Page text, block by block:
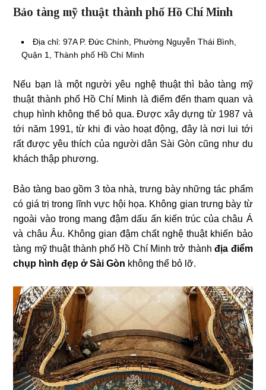
Bảo tàng mỹ thuật thành phố Hồ Chí Minh
Địa chỉ: 97A P. Đức Chính, Phường Nguyễn Thái Bình,
Quận 1, Thành phố Hồ Chí Minh
Nếu bạn là một người yêu nghệ thuật thì bảo tàng mỹ
thuật thành phố Hồ Chí Minh là điểm đến tham quan và
chụp hình không thể bỏ qua. Được xây dựng từ 1987 và
tới năm 1991, từ khi đi vào hoạt động, đây là nơi lui tới
rất được yêu thích của người dân Sài Gòn cũng như du
khách thập phương.
Bảo tàng bao gồm 3 tòa nhà, trưng bày những tác phẩm
có giá trị trong lĩnh vực hội họa. Không gian trưng bày từ
ngoài vào trong mang đậm dấu ấn kiến trúc của châu Á
và châu Âu. Không gian đậm chất nghệ thuật khiến bảo
tàng mỹ thuật thành phố Hồ Chí Minh trở thànhđịa điểm
chụp hình đẹp ở Sài Gòn không thể bỏ lỡ.